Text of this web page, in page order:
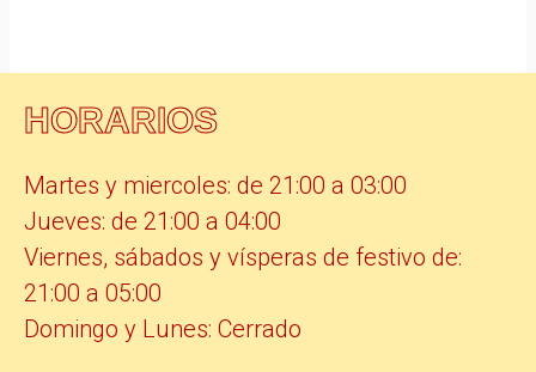
HORARIOS
Martes y miercoles: de 21:00 a 03:00
Jueves: de 21:00 a 04:00
Viernes, sábados y vísperas de festivo de:
21:00 a 05:00
Domingo y Lunes: Cerrado